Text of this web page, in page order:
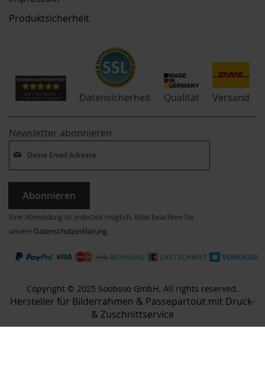
Produktsicherheit
Datensicherheit Qualität Versand
Newsletter abonnieren
Abonnieren
Eine Abmeldung ist jederzeit möglich. Bitte beachten Sie
unsere Datenschutzerklärung.
Copyright © 2025 Soobsoo GmbH. All rights reserved.
Hersteller für Bilderrahmen & Passepartout mit Druck-
& Zuschnittservice